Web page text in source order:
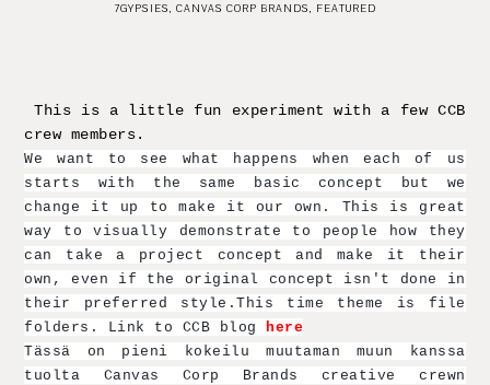
7GYPSIES, CANVAS CORP BRANDS, FEATURED
This is a little fun experiment with a few CCB
crew members.
We want to see what happens when each of us
starts with the same basic concept but we
change it up to make it our own.
This is great
way to visually demonstrate to people how they
can take a project concept and make it their
own, even if the original concept isn't done in
their preferred style.This time theme is file
folders. Link to CCB blog here
Tässä on pieni kokeilu muutaman muun kanssa
tuolta Canvas Corp Brands creative crewn